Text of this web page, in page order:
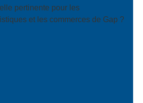
pertinente pour les
et les commerces de Gap ?